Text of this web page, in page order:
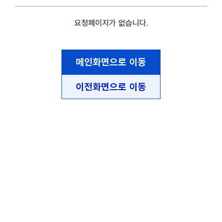
요청페이지가 없습니다.
메인화면으로 이동
이전화면으로 이동